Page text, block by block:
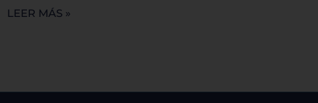
LEER MÁS »